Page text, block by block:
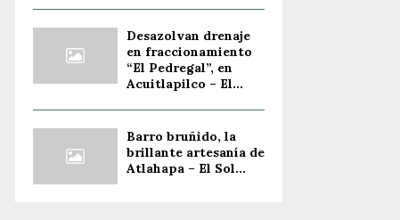
Desazolvan drenaje
en fraccionamiento
“El Pedregal”, en
Acuitlapilco – El...
Barro bruñido, la
brillante artesanía de
Atlahapa – El Sol...